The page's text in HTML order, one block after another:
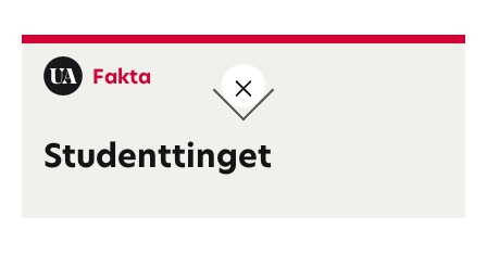
Fakta
Studenttinget